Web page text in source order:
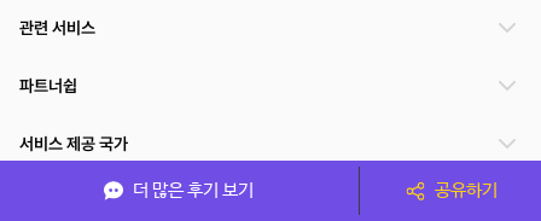
더 많은 후기 보기 공유하기
관련 서비스
파트너쉽
서비스 제공 국가